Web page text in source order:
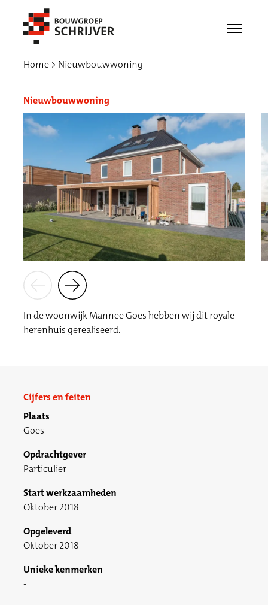
menu
Werken bij
Home Nieuwbouwwoning
Nieuwbouwwoning
In de woonwijk Mannee Goes hebben wij dit royale
herenhuis gerealiseerd.
Cijfers en feiten
Plaats
Goes
Opdrachtgever
Particulier
Start werkzaamheden
Oktober 2018
Opgeleverd
Oktober 2018
Unieke kenmerken